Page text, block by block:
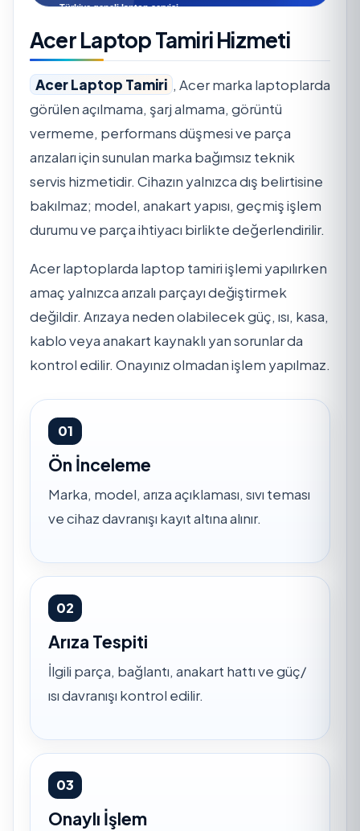
Acer Laptop Tamiri Hizmeti
Acer Laptop Tamiri , Acer marka laptoplarda
görülen açılmama, şarj almama, görüntü
vermeme, performans düşmesi ve parça
arızaları için sunulan marka bağımsız teknik
servis hizmetidir. Cihazın yalnızca dış belirtisine
bakılmaz; model, anakart yapısı, geçmiş işlem
durumu ve parça ihtiyacı birlikte değerlendirilir.
Acer laptoplarda laptop tamiri işlemi yapılırken
amaç yalnızca arızalı parçayı değiştirmek
değildir. Arızaya neden olabilecek güç, ısı, kasa,
kablo veya anakart kaynaklı yan sorunlar da
kontrol edilir. Onayınız olmadan işlem yapılmaz.
01
Ön İnceleme
Marka, model, arıza açıklaması, sıvı teması
ve cihaz davranışı kayıt altına alınır.
02
Arıza Tespiti
İlgili parça, bağlantı, anakart hattı ve güç/
ısı davranışı kontrol edilir.
03
Onaylı İşlem